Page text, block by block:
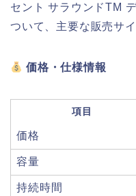
セント サラウンドTM
ついて、主要な販売サ
価格・仕様情報
項目
価格
容量
持続時間